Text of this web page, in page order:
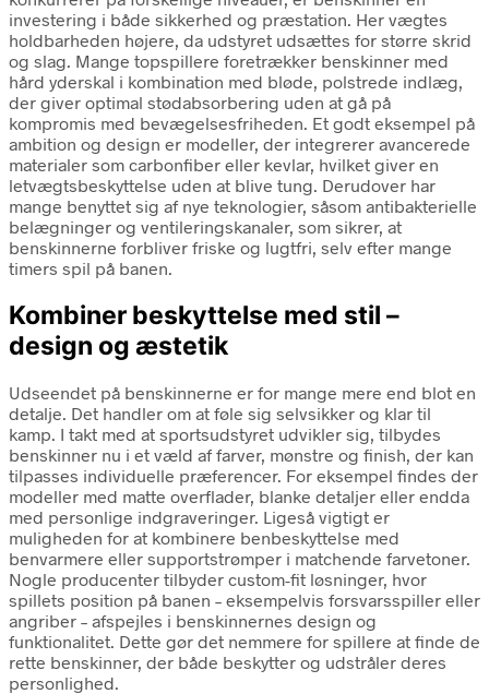
investering i både sikkerhed og præstation. Her vægtes
holdbarheden højere, da udstyret udsættes for større skrid
og slag. Mange topspillere foretrækker benskinner med
hård yderskal i kombination med bløde, polstrede indlæg,
der giver optimal stødabsorbering uden at gå på
kompromis med bevægelsesfriheden. Et godt eksempel på
ambition og design er modeller, der integrerer avancerede
materialer som carbonfiber eller kevlar, hvilket giver en
letvægtsbeskyttelse uden at blive tung. Derudover har
mange benyttet sig af nye teknologier, såsom antibakterielle
belægninger og ventileringskanaler, som sikrer, at
benskinnerne forbliver friske og lugtfri, selv efter mange
timers spil på banen.
Kombiner beskyttelse med stil –
design og æstetik
Udseendet på benskinnerne er for mange mere end blot en
detalje. Det handler om at føle sig selvsikker og klar til
kamp. I takt med at sportsudstyret udvikler sig, tilbydes
benskinner nu i et væld af farver, mønstre og finish, der kan
tilpasses individuelle præferencer. For eksempel findes der
modeller med matte overflader, blanke detaljer eller endda
med personlige indgraveringer. Ligeså vigtigt er
muligheden for at kombinere benbeskyttelse med
benvarmere eller supportstrømper i matchende farvetoner.
Nogle producenter tilbyder custom-fit løsninger, hvor
spillets position på banen – eksempelvis forsvarsspiller eller
angriber – afspejles i benskinnernes design og
funktionalitet. Dette gør det nemmere for spillere at finde de
rette benskinner, der både beskytter og udstråler deres
personlighed.